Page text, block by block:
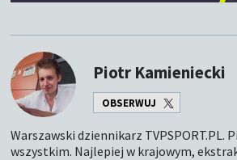
Piotr Kamieniecki
OBSERWUJ
Warszawski dziennikarz TVPSPORT.PL.
wszystkim. Najlepiej w krajowym,